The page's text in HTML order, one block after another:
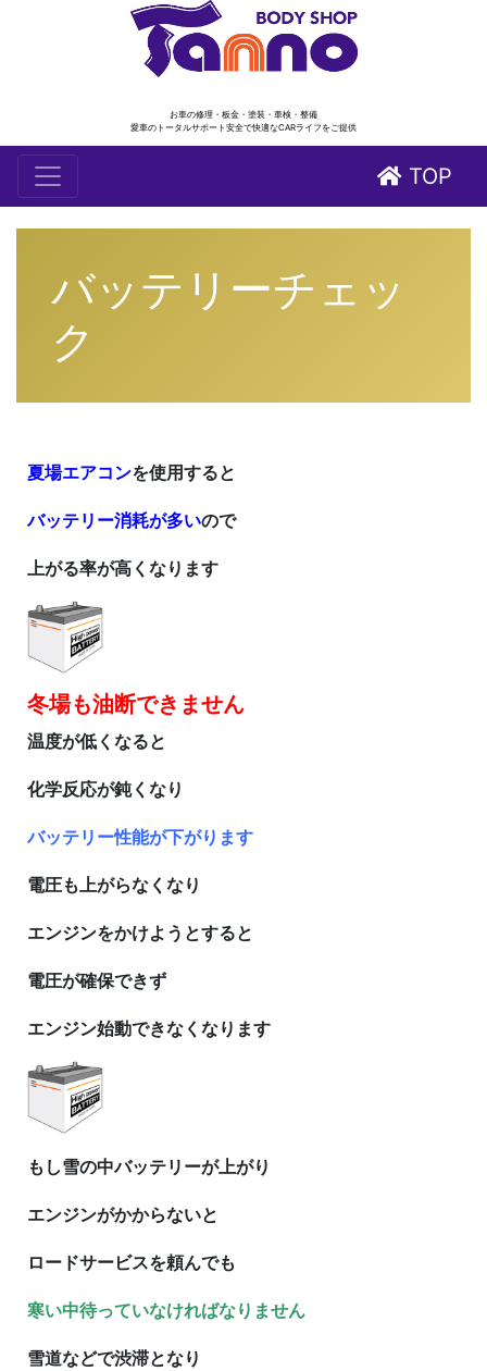
お車の修理・板金・塗装・車検・整備
愛車のトータルサポート安全で快適なCARライフをご提供
TOP
バッテリーチェッ
ク
夏場エアコンを使用すると
バッテリー消耗が多いので
上がる率が高くなります
冬場も油断できません
温度が低くなると
化学反応が鈍くなり
バッテリー性能が下がります
電圧も上がらなくなり
エンジンをかけようとすると
電圧が確保できず
エンジン始動できなくなります
もし雪の中バッテリーが上がり
エンジンがかからないと
ロードサービスを頼んでも
寒い中待っていなければなりません
雪道などで渋滞となり